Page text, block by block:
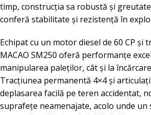
timp, construcția sa robustă și
conferă stabilitate și rezistență în
Echipat cu un motor diesel de 60 CP și
MACAO SM250 oferă performanțe
manipularea paleților, cât și la
Tracțiunea permanentă 4×4 și
deplasarea facilă pe teren accidentat,
suprafețe neamenajate, acolo unde